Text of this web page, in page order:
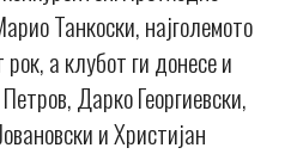
Танкоски, најголемото
а клубот ги донесе и
Дарко Георгиевски,
и Христијан